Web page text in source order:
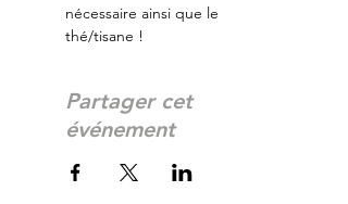
nécessaire ainsi que le
thé/tisane !
Partager cet
événement